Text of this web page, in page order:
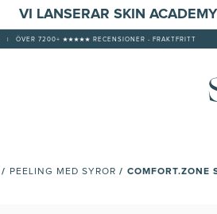
VI LANSERAR SKIN
ÖVER 7200+ ★★★★★ RECENSIONER - FRAKTFRITT
/ PEELING MED SYROR / COMFORT.ZONE